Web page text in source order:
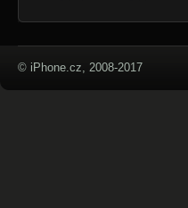
© iPhone.cz, 2008-2017